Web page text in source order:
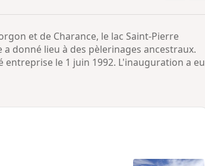
a
p
o
et de Charance, le lac Saint-Pierre
donné lieu à des pèlerinages ancestraux.
le 1 juin 1992. L'inauguration a eu